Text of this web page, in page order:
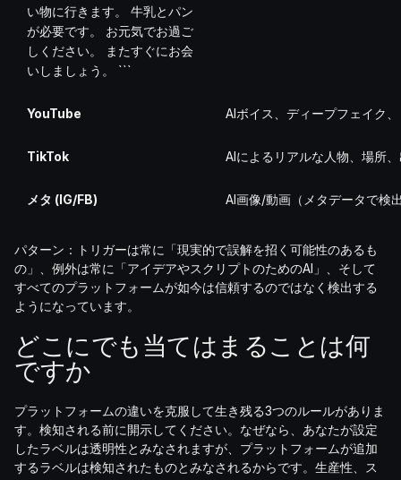
い物に行きます。 牛乳とパン
が必要です。 お元気でお過ご
しください。 またすぐにお会
いしましょう。 ```
YouTube AIボイス、ディープフェイク
TikTok AIによるリアルな人物、場所
メタ (IG/FB) AI画像/動画（メタデータで検
パターン：トリガーは常に「現実的で誤解を招く可能性のあるも
の」、例外は常に「アイデアやスクリプトのためのAI」、そして
すべてのプラットフォームが如今は信頼するのではなく検出する
ようになっています。
どこにでも当てはまることは何
ですか
プラットフォームの違いを克服して生き残る3つのルールがありま
す。検知される前に開示してください。なぜなら、あなたが設定
したラベルは透明性とみなされますが、プラットフォームが追加
するラベルは検知されたものとみなされるからです。生産性、ス